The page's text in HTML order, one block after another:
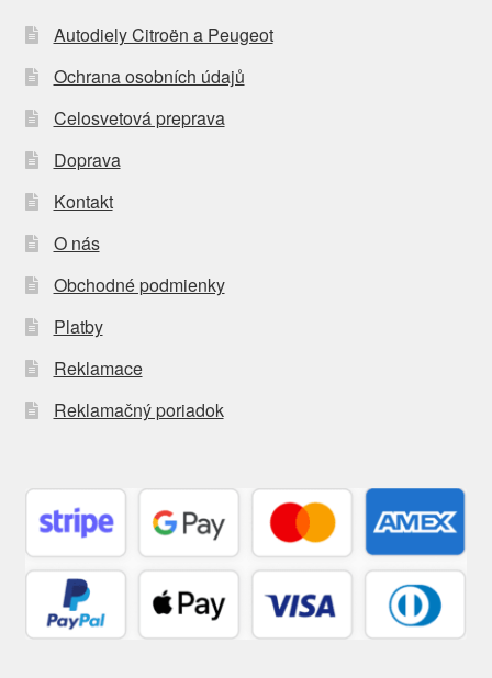
Autodiely Citroën a Peugeot
Ochrana osobních údajů
Celosvetová preprava
Doprava
Kontakt
O nás
Obchodné podmienky
Platby
Reklamace
Reklamačný poriadok